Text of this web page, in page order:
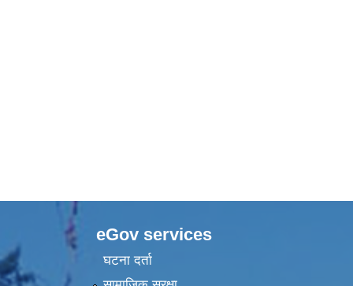
eGov services
घटना दर्ता